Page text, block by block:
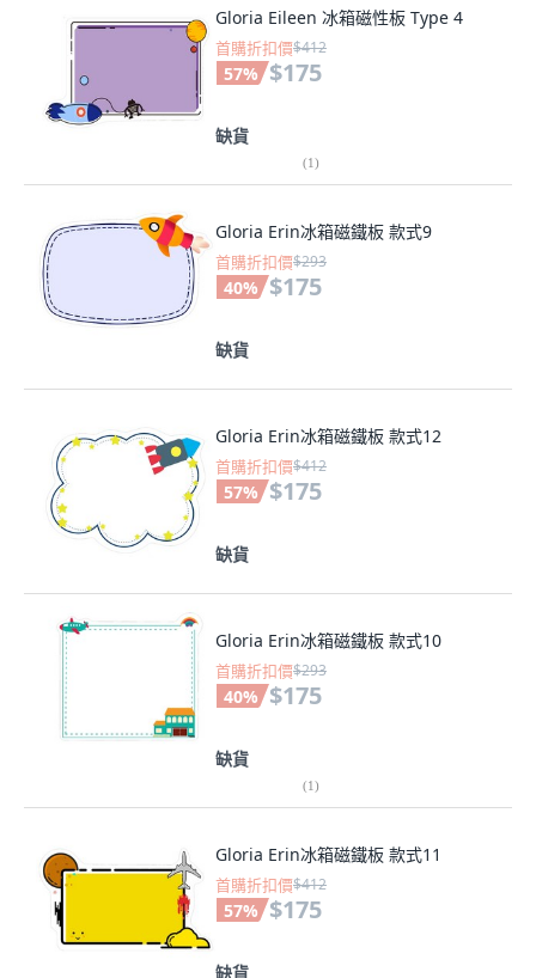
Gloria Eileen 冰箱磁性板 Type 4
首購折扣價$412
57% $175
缺貨
(1)
Gloria Erin冰箱磁鐵板 款式9
首購折扣價$293
40% $175
缺貨
Gloria Erin冰箱磁鐵板 款式12
首購折扣價$412
57% $175
缺貨
Gloria Erin冰箱磁鐵板 款式10
首購折扣價$293
40% $175
缺貨
(1)
Gloria Erin冰箱磁鐵板 款式11
首購折扣價$412
57% $175
缺貨